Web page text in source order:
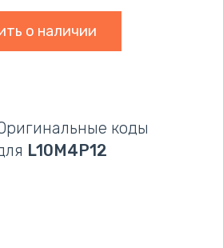
о наличии
коды
L10M4P12